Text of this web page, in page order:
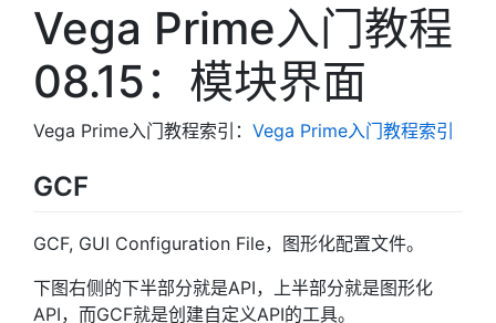
Vega Prime入门教程
08.15：模块界面
Vega Prime入门教程索引： Vega Prime入门教程索引
GCF
GCF, GUI Configuration File，图形化配置文件。
下图右侧的下半部分就是API，上半部分就是图形化
API，而GCF就是创建自定义API的工具。